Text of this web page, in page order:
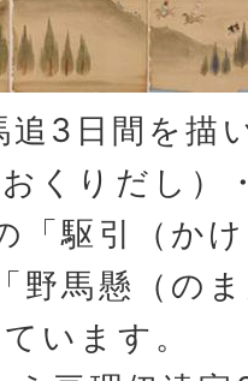
追3日間を描
おくりだし）
「駆引（か
野馬懸（の
います。